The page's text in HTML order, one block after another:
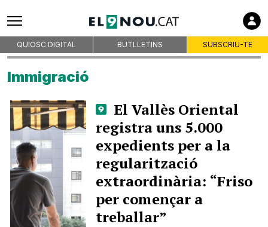
QUIOSC DIGITAL BUTLLETINS SUBSCRIU-TE
Immigració
El Vallès Oriental
registra uns 5.000
expedients per a la
regularització
extraordinària: “Friso
per començar a
treballar”